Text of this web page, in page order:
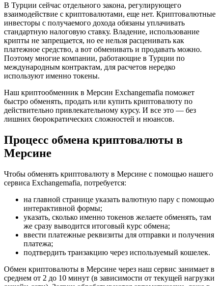
В Турции сейчас отдельного закона, регулирующего
взаимодействие с криптовалютами, еще нет. Криптовалютные
инвесторы с получаемого дохода обязаны уплачивать
стандартную налоговую ставку. Владение, использование
крипты не запрещается, но ее нельзя расценивать как
платежное средство, а вот обменивать и продавать можно.
Поэтому многие компании, работающие в Турции по
международным контрактам, для расчетов нередко
используют именно токены.
Наш криптообменник в Мерсин Exchangemafia поможет
быстро обменять, продать или купить криптовалюту по
действительно привлекательному курсу. И все это — без
лишних бюрократических сложностей и нюансов.
Процесс обмена криптовалюты в
Мерсине
Чтобы обменять криптовалюту в Мерсине с помощью нашего
сервиса Exchangemafia, потребуется:
на главной странице указать валютную пару с помощью
интерактивной формы;
указать, сколько именно токенов желаете обменять, там
же сразу выводится итоговый курс обмена;
ввести платежные реквизиты для отправки и получения
платежа;
подтвердить транзакцию через используемый кошелек.
Обмен криптовалюты в Мерсине через наш сервис занимает в
среднем от 2 до 10 минут (в зависимости от текущей нагрузки